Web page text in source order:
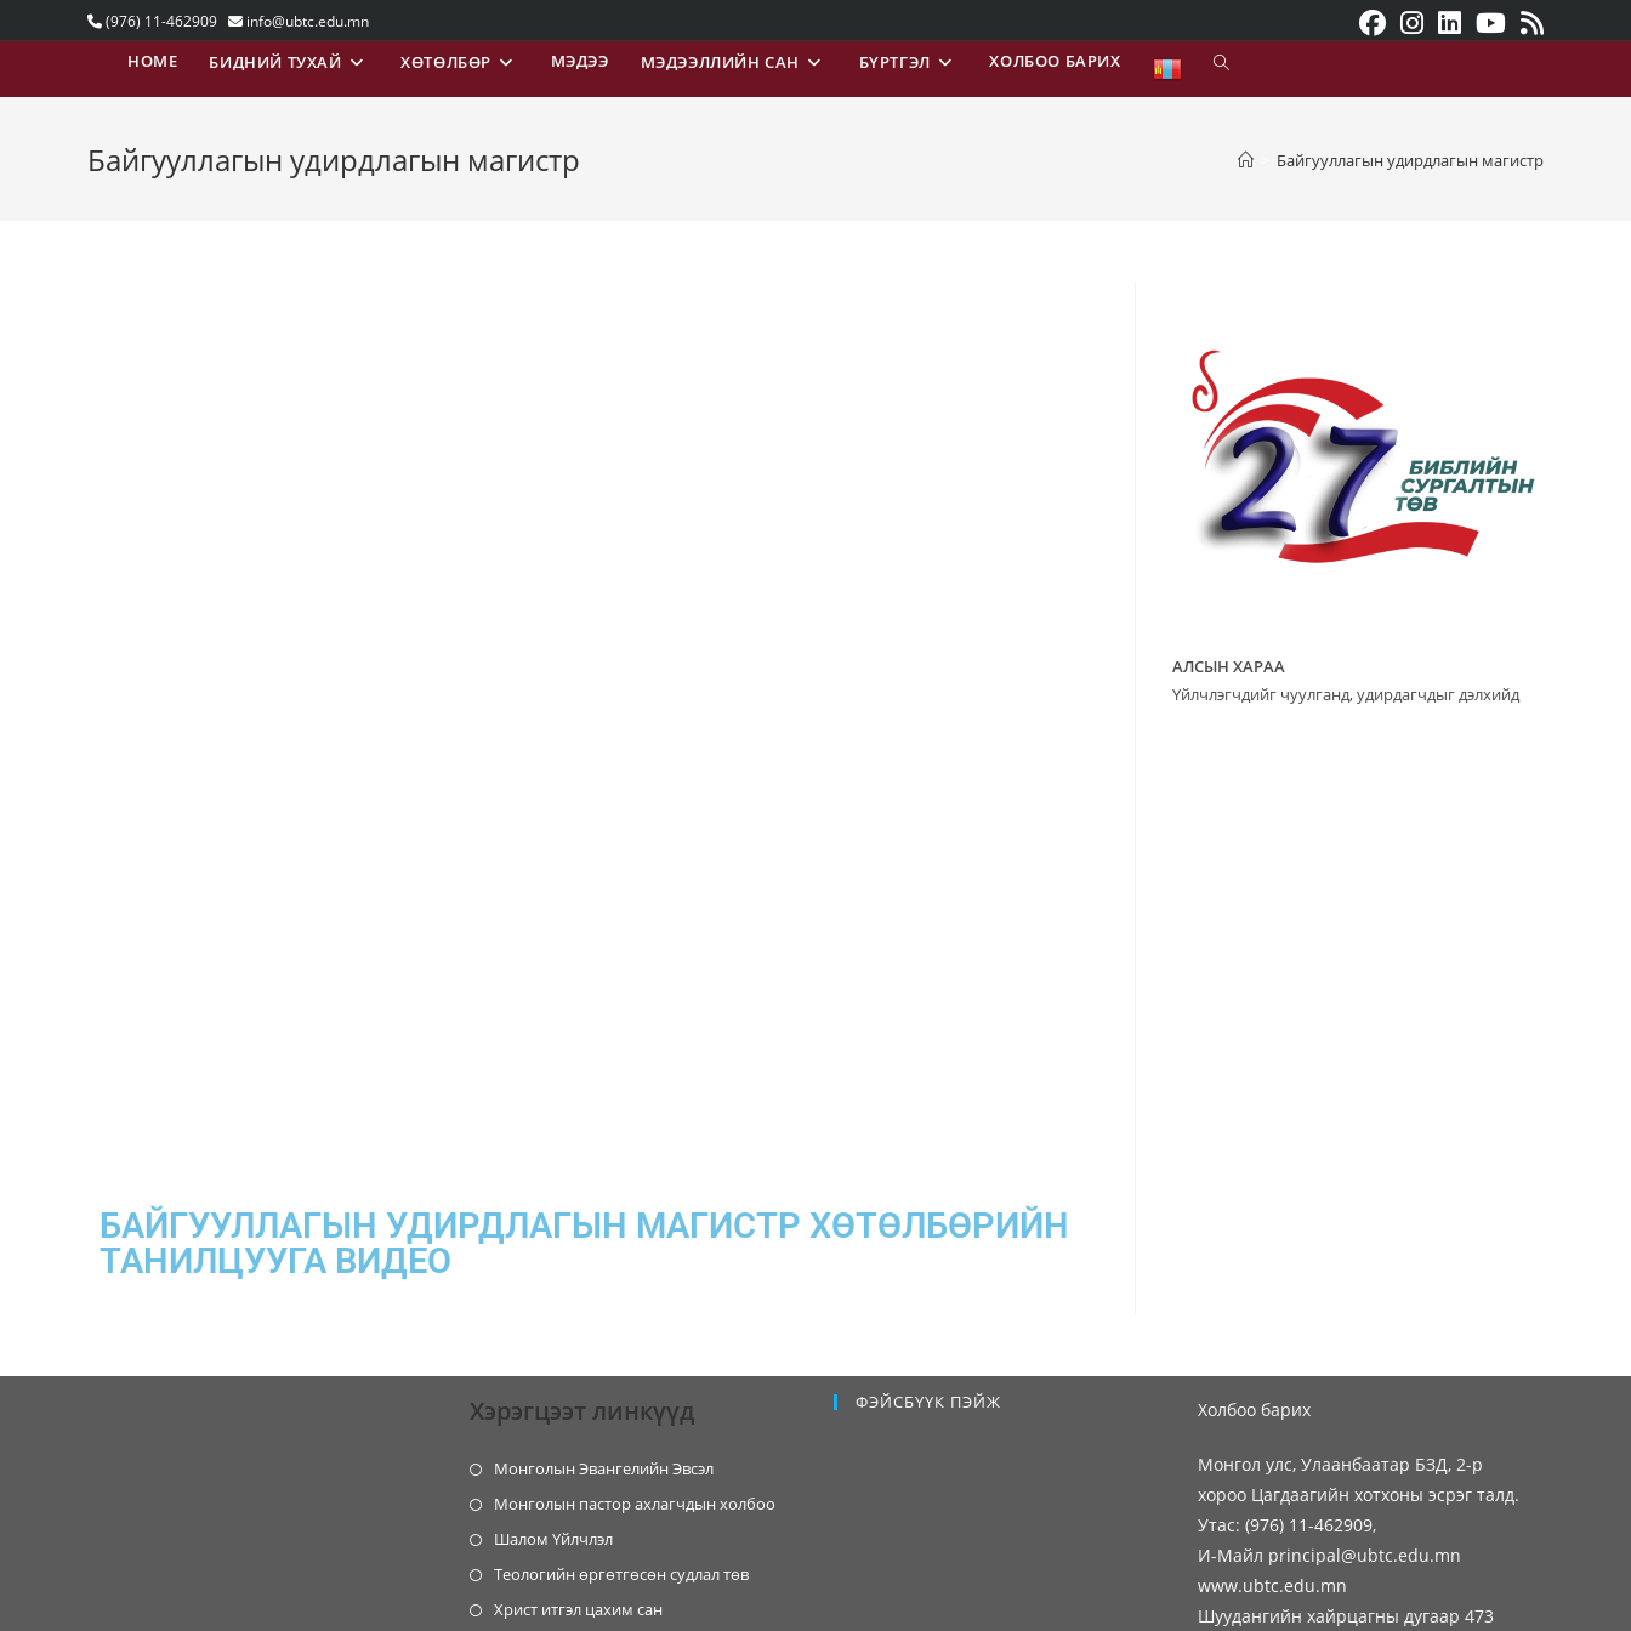
(976) 11-462909 info@ubtc.edu.mn
HOME БИДНИЙ ТУХАЙ ХӨТӨЛБӨР МЭДЭЭ МЭДЭЭЛЛИЙН САН БҮРТГЭЛ ХОЛБОО БАРИХ
Байгууллагын удирдлагын магистр Байгууллагын удирдлагын магистр
БАЙГУУЛЛАГЫН УДИРДЛАГЫН МАГИСТР ХӨТӨЛБӨРИЙН
ТАНИЛЦУУГА ВИДЕО
АЛСЫН ХАРАА
Үйлчлэгчдийг чуулганд, удирдагчдыг дэлхийд
Хэрэгцээт линкүүд
Монголын Эвангелийн Эвсэл
Монголын пастор ахлагчдын холбоо
Шалом Үйлчлэл
Теологийн өргөтгөсөн судлал төв
Христ итгэл цахим сан
ФЭЙСБҮҮК ПЭЙЖ Холбоо барих
Монгол улс, Улаанбаатар БЗД, 2-р
хороо Цагдаагийн хотхоны эсрэг талд.
Утас: (976) 11-462909,
И-Майл principal@ubtc.edu.mn
www.ubtc.edu.mn
Шуудангийн хайрцагны дугаар 473